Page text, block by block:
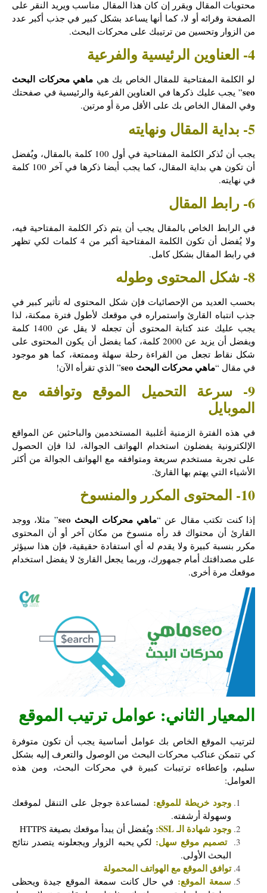
محتويات المقال ويقرر إن كان هذا المقال مناسب ويريد النقر على
الصفحة وقرائه أو لا، كما أنها يساعد بشكل كبير في جذب أكبر عدد
من الزوار وتحسين من ترتيبك على محركات البحث.
4- العناوين الرئيسية والفرعية
لو الكلمة المفتاحية للمقال الخاص بك هي ماهي محركات البحث
seo” يجب عليك ذكرها في العناوين الفرعية والرئيسية في صفحتك
وفي المقال الخاص بك على الأقل مرة أو مرتين.
5- بداية المقال ونهايته
يجب أن تُذكر الكلمة المفتاحية في أول 100 كلمة بالمقال، ويُفضل
أن تكون هي بداية المقال، كما يجب أيضا ذكرها في آخر 100 كلمة
في نهايته.
6- رابط المقال
في الرابط الخاص بالمقال يجب أن يتم ذكر الكلمة المفتاحية فيه،
ولا يُفضل أن تكون الكلمة المفتاحية أكبر من 4 كلمات لكي تظهر
في رابط المقال بشكل كامل.
8- شكل المحتوى وطوله
بحسب العديد من الإحصائيات فإن شكل المحتوى له تأثير كبير في
جذب انتباه القارئ واستمراره في موقعك لأطول فترة ممكنة، لذا
يجب عليك عند كتابة المحتوى أن تجعله لا يقل عن 1400 كلمة
ويفضل أن يزيد عن 2000 كلمة، كما يفضل أن يكون المحتوى على
شكل نقاط تجعل من القراءة رحلة سهلة وممتعة، كما هو موجود
في مقال “ماهي محركات البحث seo ” الذي تقرأه الآن!
9- سرعة التحميل الموقع وتوافقه مع
الموبايل
في هذه الفترة الزمنية أغلبية المستخدمين والباحثين عن المواقع
الإلكترونية يفضلون استخدام الهواتف الجوالة، لذا فإن الحصول
على تجربة مستخدم سريعة ومتوافقه مع الهواتف الجوالة من أكثر
الأشياء التي يهتم بها القارئ.
10- المحتوى المكرر والمنسوخ
إذا كنت تكتب مقال عن “ماهي محركات البحث seo
” مثلا، ووجد
القارئ أن محتواك قد رأه منسوخ من مكان آخر أو أن المحتوى
مكرر بنسبة كبيرة ولا يقدم له أي استفادة حقيقية، فإن هذا سيؤثر
على مصداقتك أمام جمهورك، وربما يجعل القارئ لا يفضل استخدام
موقعك مرة أخرى.
المعيار الثاني: عوامل ترتيب الموقع
لترتيب الموقع الخاص بك عوامل أساسية يجب أن تكون متوفرة
كي تتمكن عناكب محركات البحث من الوصول والتعرف إليه بشكل
سليم، وإعطاءه ترتيبات كبيرة في محركات البحث، ومن هذه
العوامل:
وجود خريطة للموقع: لمساعدة جوجل على التنقل لموقعك
وسهولة أرشفته.
وجود شهادة الـ SSL: ويُفضل أن يبدأ موقعك بصيغة HTTPS
تصميم موقع سهل: لكي يحبه الزوار ويجعلونه يتصدر نتائج
البحث الأولى.
توافق الموقع مع الهواتف المحمولة
سمعة الموقع: في حال كانت سمعة الموقع جيدة ويحظى